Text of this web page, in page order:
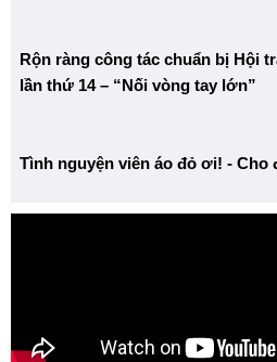
Rộn ràng công tác chuẩn bị Hội
lần thứ 14 – “Nối vòng tay lớn”
Tình nguyện viên áo đỏ ơi! - Cho